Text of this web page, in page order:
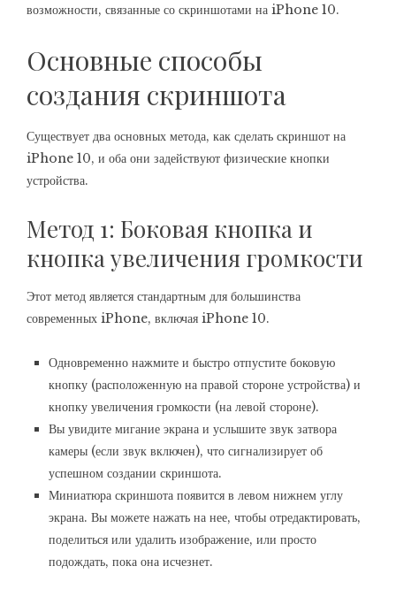
возможности, связанные со скриншотами на iPhone 10.
Основные способы
создания скриншота
Существует два основных метода, как сделать скриншот на
iPhone 10, и оба они задействуют физические кнопки
устройства.
Метод 1: Боковая кнопка и
кнопка увеличения громкости
Этот метод является стандартным для большинства
современных iPhone, включая iPhone 10.
Одновременно нажмите и быстро отпустите боковую
кнопку (расположенную на правой стороне устройства) и
кнопку увеличения громкости (на левой стороне).
Вы увидите мигание экрана и услышите звук затвора
камеры (если звук включен), что сигнализирует об
успешном создании скриншота.
Миниатюра скриншота появится в левом нижнем углу
экрана. Вы можете нажать на нее, чтобы отредактировать,
поделиться или удалить изображение, или просто
подождать, пока она исчезнет.